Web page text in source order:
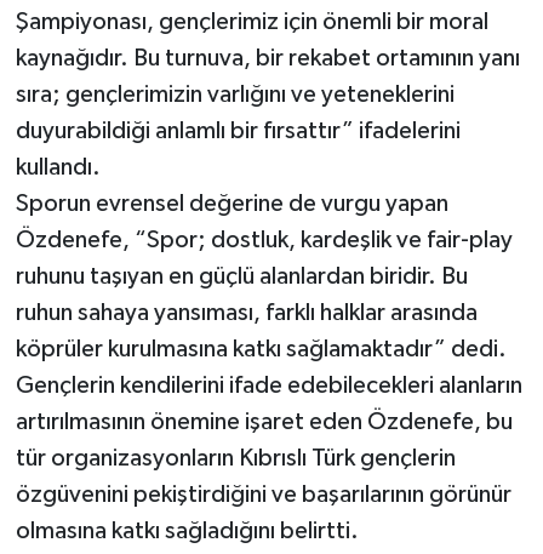
Şampiyonası, gençlerimiz için önemli bir moral
kaynağıdır. Bu turnuva, bir rekabet ortamının yanı
sıra; gençlerimizin varlığını ve yeteneklerini
duyurabildiği anlamlı bir fırsattır” ifadelerini
kullandı.
Sporun evrensel değerine de vurgu yapan
Özdenefe, “Spor; dostluk, kardeşlik ve fair-play
ruhunu taşıyan en güçlü alanlardan biridir. Bu
ruhun sahaya yansıması, farklı halklar arasında
köprüler kurulmasına katkı sağlamaktadır” dedi.
Gençlerin kendilerini ifade edebilecekleri alanların
artırılmasının önemine işaret eden Özdenefe, bu
tür organizasyonların Kıbrıslı Türk gençlerin
özgüvenini pekiştirdiğini ve başarılarının görünür
olmasına katkı sağladığını belirtti.